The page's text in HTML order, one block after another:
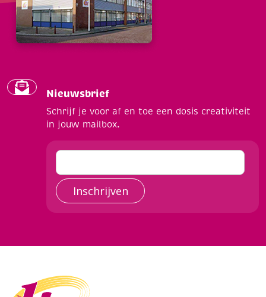
Nieuwsbrief
Schrijf je voor af en toe een dosis creativiteit
in jouw mailbox.
Inschrijven